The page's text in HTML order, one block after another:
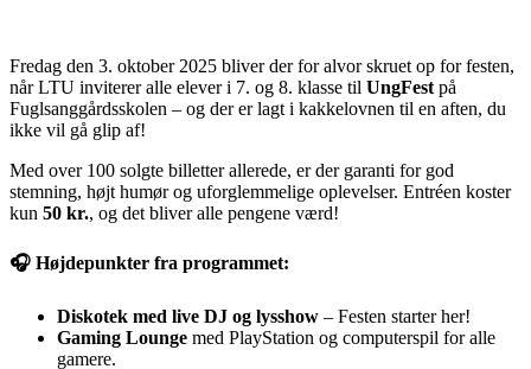
Fredag den 3. oktober 2025 bliver der for alvor skruet op for festen,
når LTU inviterer alle elever i 7. og 8. klasse til UngFest på
Fuglsanggårdsskolen – og der er lagt i kakkelovnen til en aften, du
ikke vil gå glip af!
Med over 100 solgte billetter allerede, er der garanti for god
stemning, højt humør og uforglemmelige oplevelser. Entréen koster
kun 50 kr., og det bliver alle pengene værd!
🎧 Højdepunkter fra programmet:
Diskotek med live DJ og lysshow – Festen starter her!
Gaming Lounge med PlayStation og computerspil for alle
gamere.